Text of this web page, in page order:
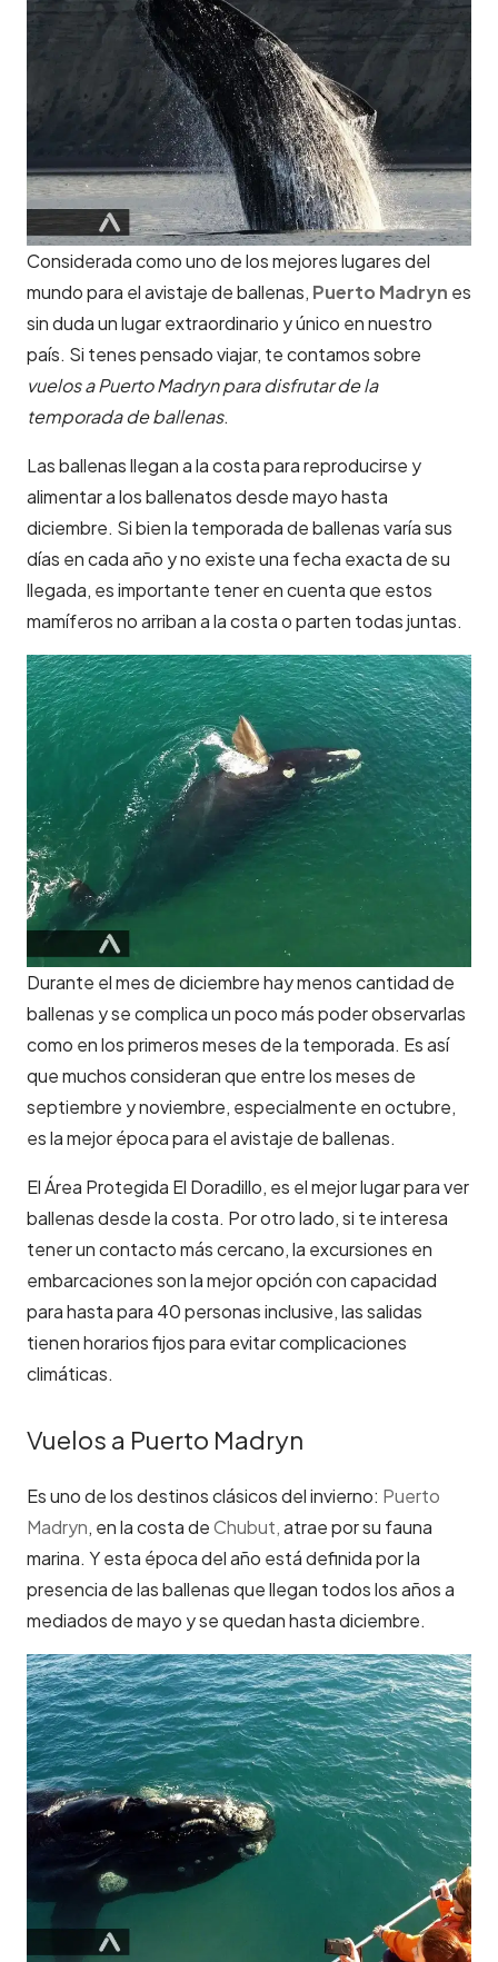
Considerada como uno de los mejores lugares del
mundo para el avistaje de ballenas, Puerto Madryn es
sin duda un lugar extraordinario y único en nuestro
país. Si tenes pensado viajar, te contamos sobre
vuelos a Puerto Madryn para disfrutar de la
temporada de ballenas.
Las ballenas llegan a la costa para reproducirse y
alimentar a los ballenatos desde mayo hasta
diciembre. Si bien la temporada de ballenas varía sus
días en cada año y no existe una fecha exacta de su
llegada, es importante tener en cuenta que estos
mamíferos no arriban a la costa o parten todas juntas.
Durante el mes de diciembre hay menos cantidad de
ballenas y se complica un poco más poder observarlas
como en los primeros meses de la temporada. Es así
que muchos consideran que entre los meses de
septiembre y noviembre, especialmente en octubre,
es la mejor época para el avistaje de ballenas.
El Área Protegida El Doradillo, es el mejor lugar para ver
ballenas desde la costa. Por otro lado, si te interesa
tener un contacto más cercano, la excursiones en
embarcaciones son la mejor opción con capacidad
para hasta para 40 personas inclusive, las salidas
tienen horarios fijos para evitar complicaciones
climáticas.
Vuelos a Puerto Madryn
Es uno de los destinos clásicos del invierno: Puerto
Madryn, en la costa deChubut,atrae por su fauna
marina. Y esta época del año está definida por la
presencia de las ballenas que llegan todos los años a
mediados de mayo y se quedan hasta diciembre.